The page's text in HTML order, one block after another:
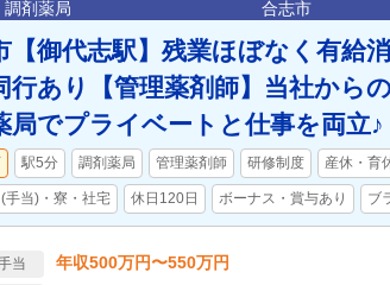
調剤薬局 合志市
【御代志駅】残業ほぼなく有給
行あり【管理薬剤師】当社から
局でプライベートと仕事を両立♪
駅5分 調剤薬局 管理薬剤師 研修制度 産休・育
手当)・寮・社宅 休日120日 ボーナス・賞与あり ブ
当 年収500万円〜550万円